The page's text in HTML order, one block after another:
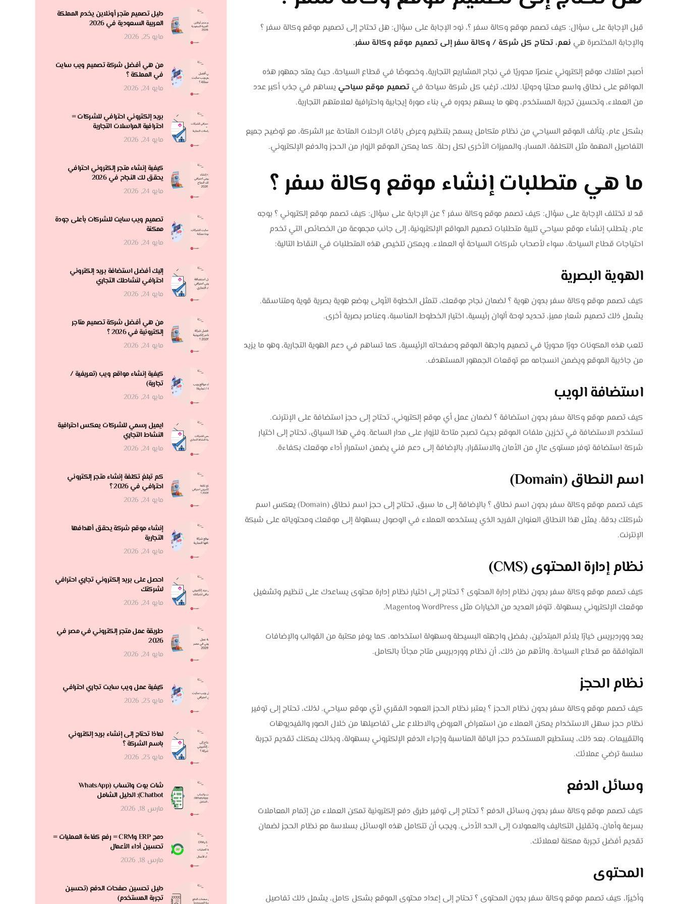
قبل الإجابة على سؤال: كيف تصمم موقع وكالة سفر ؟، نود الإجابة على سؤال: هل تحتاج إلى تصميم موقع وكالة سفر ؟
والإجابة المختصرة هي نعم، تحتاج كل شركة / وكالة سفر إلى تصميم موقع وكالة سفر.
أصبح امتلاك موقع إلكتروني عنصرًا محوريًا في نجاح المشاريع التجارية، وخصوصًا في قطاع السياحة، حيث يمتد جمهور هذه
المواقع على نطاق واسع محليًا ودوليًا. لذلك، ترغب كل شركة سياحة في تصميم موقع سياحي يساهم في جذب أكبر عدد
من العملاء، وتحسين تجربة المستخدم، وهو ما يسهم بدوره في بناء صورة إيجابية واحترافية لعلامتهم التجارية.
بشكل عام، يتألف الموقع السياحي من نظام متكامل يسمح بتنظيم وعرض باقات الرحلات المتاحة عبر الشركة، مع توضيح جميع
التفاصيل المهمة مثل التكلفة، المسار، والمميزات الأخرى لكل رحلة. كما يمكن الموقع الزوار من الحجز والدفع الإلكتروني.
ما هي متطلبات إنشاء موقع وكالة سفر ؟
قد لا تختلف الإجابة على سؤال: كيف تصمم موقع وكالة سفر ؟ عن الإجابة على سؤال: كيف تصمم موقع إلكتروني ؟ بوجه
عام، يتطلب إنشاء موقع سياحي تلبية متطلبات تصميم المواقع الإلكترونية، إلى جانب مجموعة من الخصائص التي تخدم
احتياجات قطاع السياحة، سواء لأصحاب شركات السياحة أو العملاء. ويمكن تلخيص هذه المتطلبات في النقاط التالية:
الهوية البصرية
كيف تصمم موقع وكالة سفر بدون هوية ؟ لضمان نجاح موقعك، تتمثل الخطوة الأولى بوضع هوية بصرية قوية ومتناسقة.
يشمل ذلك تصميم شعار مميز، تحديد لوحة ألوان رئيسية، اختيار الخطوط المناسبة، وعناصر بصرية أخرى.
تلعب هذه المكونات دورًا محوريًا في تصميم واجهة الموقع وصفحاته الرئيسية، كما تساهم في دعم الهوية التجارية، وهو ما يزيد
من جاذبية الموقع ويضمن انسجامه مع توقعات الجمهور المستهدف.
استضافة الويب
كيف تصمم موقع وكالة سفر بدون استضافة ؟ لضمان عمل أي موقع إلكتروني، تحتاج إلى حجز استضافة على الإنترنت.
تستخدم الاستضافة في تخزين ملفات الموقع بحيث تصبح متاحة للزوار على مدار الساعة. وفي هذا السياق، تحتاج إلى اختيار
شركة استضافة توفر مستوى عالٍ من الأمان والاستقرار، بالإضافة إلى دعم فني يضمن استمرار أداء موقعك بكفاءة.
اسم النطاق (Domain)
كيف تصمم موقع وكالة سفر بدون اسم نطاق ؟ بالإضافة إلى ما سبق، تحتاج إلى حجز اسم نطاق (Domain) يعكس اسم
شركتك بدقة. يمثل هذا النطاق العنوان الفريد الذي يستخدمه العملاء في الوصول بسهولة إلى موقعك ومحتوياته على شبكة
الإنترنت.
نظام إدارة المحتوى (CMS)
كيف تصمم موقع وكالة سفر بدون نظام إدارة المحتوى ؟ تحتاج إلى اختيار نظام إدارة محتوى يساعدك على تنظيم وتشغيل
موقعك الإلكتروني بسهولة. تتوفر العديد من الخيارات مثل WordPress وMagento.
يعد ووردبريس خيارًا يلائم المبتدئين، بفضل واجهته البسيطة وسهولة استخدامه، كما يوفر مكتبة من القوالب والإضافات
المتوافقة مع قطاع السياحة. والأهم من ذلك، أن نظام ووردبريس متاح مجانًا بالكامل.
نظام الحجز
كيف تصمم موقع وكالة سفر بدون نظام الحجز ؟ يعتبر نظام الحجز العمود الفقري لأي موقع سياحي. لذلك، تحتاج إلى توفير
نظام حجز سهل الاستخدام يمكن العملاء من استعراض العروض والاطلاع على تفاصيلها من خلال الصور والفيديوهات
والتقييمات. بعد ذلك، يستطيع المستخدم حجز الباقة المناسبة وإجراء الدفع الإلكتروني بسهولة، وبذلك يمكنك تقديم تجربة
سلسة ترضي عملائك.
وسائل الدفع
كيف تصمم موقع وكالة سفر بدون وسائل الدفع ؟ تحتاج إلى توفير طرق دفع إلكترونية تمكن العملاء من إتمام المعاملات
بسرعة وأمان، وتقليل التكاليف والعمولات إلى الحد الأدنى. ويجب أن تتكامل هذه الوسائل بسلاسة مع نظام الحجز لضمان
تقديم أفضل تجربة ممكنة لعملائك.
المحتوى
وأخيرًا، كيف تصمم موقع وكالة سفر بدون المحتوى ؟ تحتاج إلى إعداد محتوى الموقع بشكل كامل، يشمل ذلك تفاصيل
دليل تصميم متجر أونلاين يخدم المملكة
العربية السعودية في 2026
مايو 25, 2026
من هي أفضل شركة تصميم ويب سايت
في المملكة ؟
مايو 24, 2026
بريد إلكتروني احترافي للشركات =
احترافية المراسلات التجارية
مايو 24, 2026
كيفية إنشاء متجر إلكتروني احترافي
يحقق لك النجاح في 2026
مايو 24, 2026
تصميم ويب سايت للشركات بأعلى جودة
ممكنة
مايو 24, 2026
إليك أفضل استضافة بريد إلكتروني
احترافي لنشاطك التجاري
مايو 24, 2026
من هي أفضل شركة تصميم متاجر
إلكترونية في 2026 ؟
مايو 24, 2026
كيفية إنشاء مواقع ويب (تعريفية /
تجارية)
مايو 24, 2026
ايميل رسمي للشركات يعكس احترافية
النشاط التجاري
مايو 24, 2026
كم تبلغ تكلفة إنشاء متجر إلكتروني
احترافي في 2026 ؟
مايو 24, 2026
إنشاء موقع شركة يحقق أهدافها
التجارية
مايو 24, 2026
احصل على بريد إلكتروني تجاري احترافي
لشركتك
مايو 24, 2026
طريقة عمل متجر إلكتروني في مصر في
2026
مايو 24, 2026
كيفية عمل ويب سايت تجاري احترافي
مايو 23, 2026
لماذا تحتاج إلى إنشاء بريد إلكتروني
باسم الشركة ؟
مايو 23, 2026
شات بوت واتساب (WhatsApp
Chatbot): الدليل الشامل
مارس 18, 2026
دمج ERP وCRM = رفع كفاءة العمليات =
تحسين أداء الأعمال
مارس 18, 2026
دليل تحسين صفحات الدفع (تحسين
تجربة المستخدم)